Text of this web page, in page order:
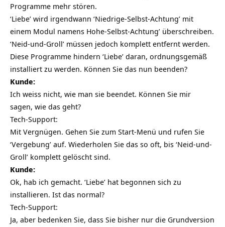
Programme mehr stören.
‘Liebe’ wird irgendwann ‘Niedrige-Selbst-Achtung’ mit
einem Modul namens Hohe-Selbst-Achtung’ überschreiben.
‘Neid-und-Groll’ müssen jedoch komplett entfernt werden.
Diese Programme hindern ‘Liebe’ daran, ordnungsgemäß
installiert zu werden. Können Sie das nun beenden?
Kunde:
Ich weiss nicht, wie man sie beendet. Können Sie mir
sagen, wie das geht?
Tech-Support:
Mit Vergnügen. Gehen Sie zum Start-Menü und rufen Sie
‘Vergebung’ auf. Wiederholen Sie das so oft, bis ‘Neid-und-
Groll’ komplett gelöscht sind.
Kunde:
Ok, hab ich gemacht. ‘Liebe’ hat begonnen sich zu
installieren. Ist das normal?
Tech-Support:
Ja, aber bedenken Sie, dass Sie bisher nur die Grundversion